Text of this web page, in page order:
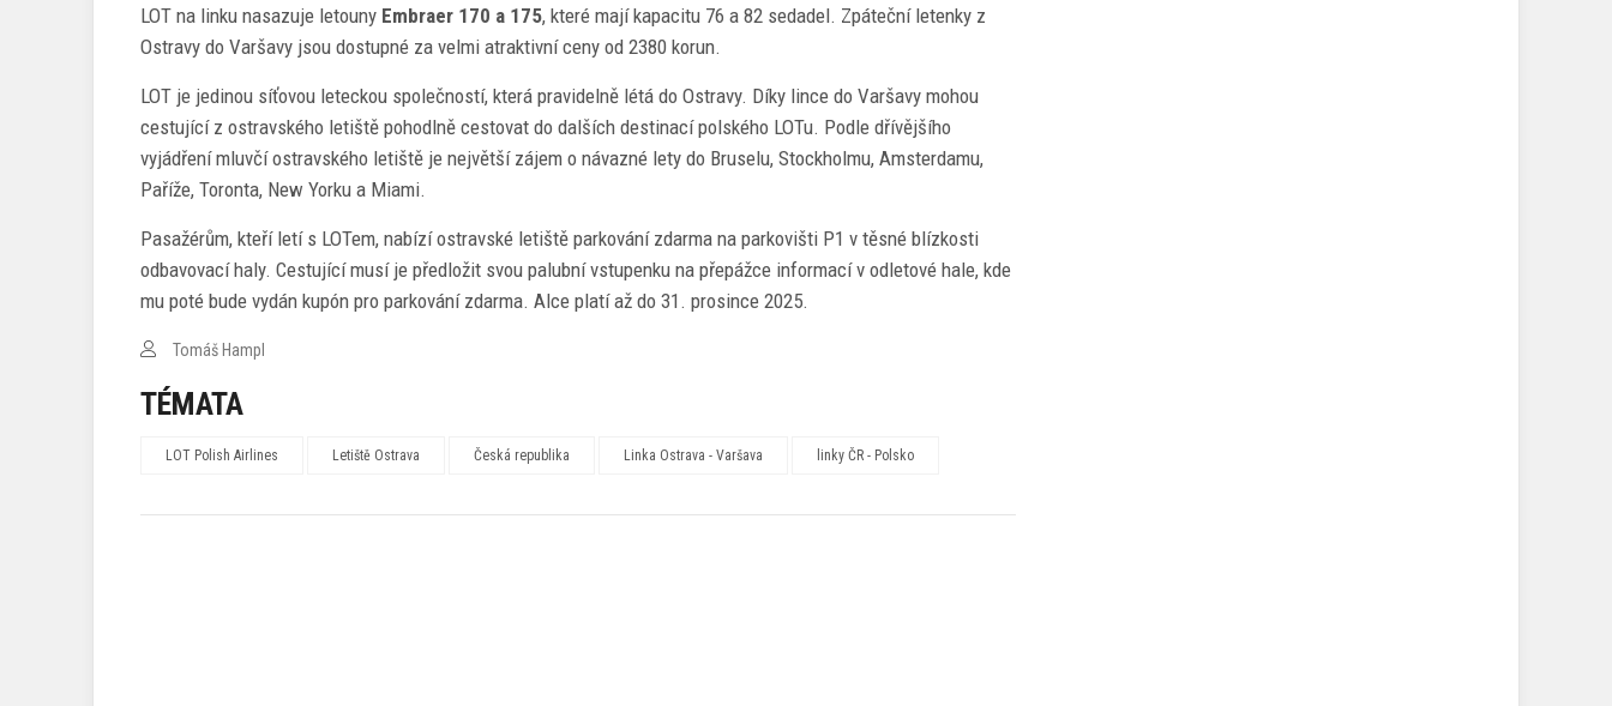
LOT na linku nasazuje letouny Embraer 170 a 175, které mají kapacitu 76 a 82 sedadel. Zpáteční letenky z
Ostravy do Varšavy jsou dostupné za velmi atraktivní ceny od 2380 korun.
LOT je jedinou síťovou leteckou společností, která pravidelně létá do Ostravy. Díky lince do Varšavy mohou
cestující z ostravského letiště pohodlně cestovat do dalších destinací polského LOTu. Podle dřívějšího
vyjádření mluvčí ostravského letiště je největší zájem o návazné lety do Bruselu, Stockholmu, Amsterdamu,
Paříže, Toronta, New Yorku a Miami.
Pasažérům, kteří letí s LOTem, nabízí ostravské letiště parkování zdarma na parkovišti P1 v těsné blízkosti
odbavovací haly. Cestující musí je předložit svou palubní vstupenku na přepážce informací v odletové hale, kde
mu poté bude vydán kupón pro parkování zdarma. Alce platí až do 31. prosince 2025.
Tomáš Hampl
TÉMATA
LOT Polish Airlines Letiště Ostrava Česká republika Linka Ostrava - Varšava linky ČR - Polsko